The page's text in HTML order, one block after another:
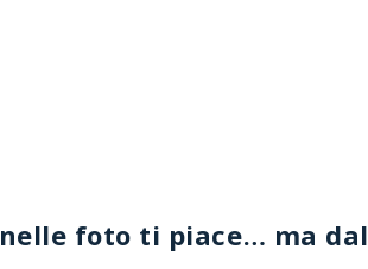
nelle foto ti piace… ma dal